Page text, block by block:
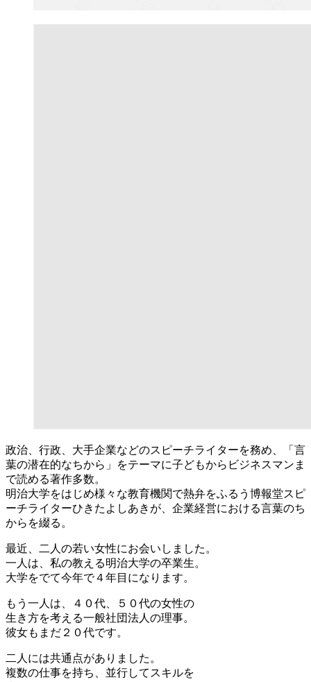
政治、行政、大手企業などのスピーチライターを務め、「言
葉の潜在的なちから」をテーマに子どもからビジネスマンま
で読める著作多数。
明治大学をはじめ様々な教育機関で熱弁をふるう博報堂スピ
ーチライターひきたよしあきが、企業経営における言葉のち
からを綴る。
最近、二人の若い女性にお会いしました。
一人は、私の教える明治大学の卒業生。
大学をでて今年で４年目になります。
もう一人は、４０代、５０代の女性の
生き方を考える一般社団法人の理事。
彼女もまだ２０代です。
二人には共通点がありました。
複数の仕事を持ち、並行してスキルを